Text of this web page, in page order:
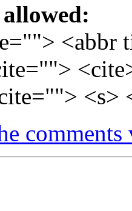
<abbr
<s>
comments